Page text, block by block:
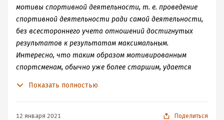
мотивы спортивной деятельности, т. е. проведение
спортивной деятельности ради самой деятельности,
без всестороннего учета отношений достигнутых
результатов к результатам максимальным.
Интересно, что таким образом мотивированным
спортсменам, обычно уже более старшим, удается
соревновательным опытом, но, прежде всего
Показать полностью
12 января 2021 Поделиться